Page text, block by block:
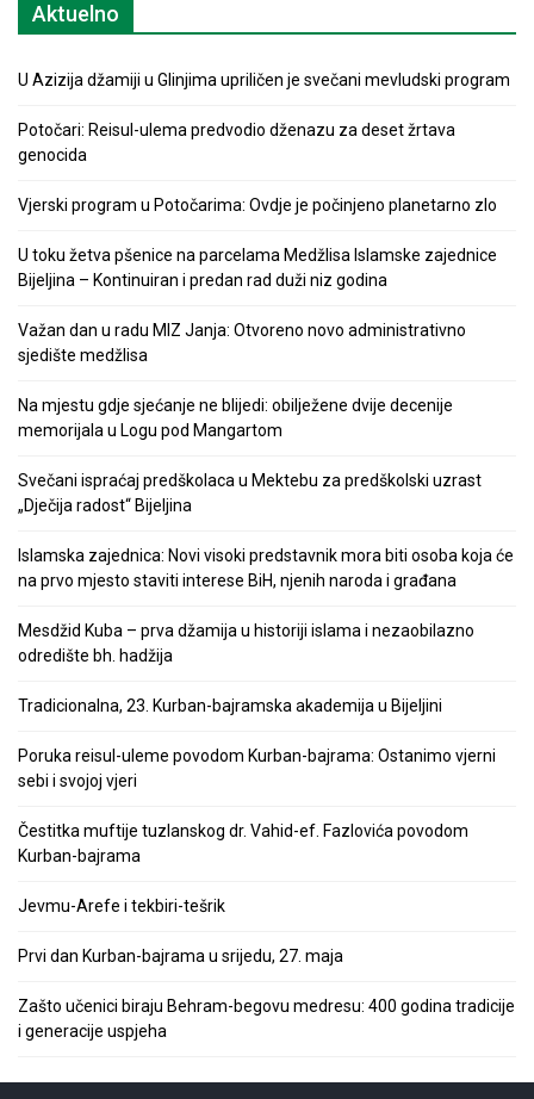
Aktuelno
U Azizija džamiji u Glinjima upriličen je svečani mevludski program
Potočari: Reisul-ulema predvodio dženazu za deset žrtava
genocida
Vjerski program u Potočarima: Ovdje je počinjeno planetarno zlo
U toku žetva pšenice na parcelama Medžlisa Islamske zajednice
Bijeljina – Kontinuiran i predan rad duži niz godina
Važan dan u radu MIZ Janja: Otvoreno novo administrativno
sjedište medžlisa
Na mjestu gdje sjećanje ne blijedi: obilježene dvije decenije
memorijala u Logu pod Mangartom
Svečani ispraćaj predškolaca u Mektebu za predškolski uzrast
„Dječija radost“ Bijeljina
Islamska zajednica: Novi visoki predstavnik mora biti osoba koja će
na prvo mjesto staviti interese BiH, njenih naroda i građana
Mesdžid Kuba – prva džamija u historiji islama i nezaobilazno
odredište bh. hadžija
Tradicionalna, 23. Kurban-bajramska akademija u Bijeljini
Poruka reisul-uleme povodom Kurban-bajrama: Ostanimo vjerni
sebi i svojoj vjeri
Čestitka muftije tuzlanskog dr. Vahid-ef. Fazlovića povodom
Kurban-bajrama
Jevmu-Arefe i tekbiri-tešrik
Prvi dan Kurban-bajrama u srijedu, 27. maja
Zašto učenici biraju Behram-begovu medresu: 400 godina tradicije
i generacije uspjeha